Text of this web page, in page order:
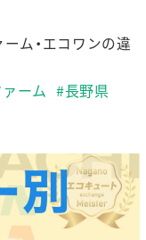
ム・エコワンの違
ーム #長野県